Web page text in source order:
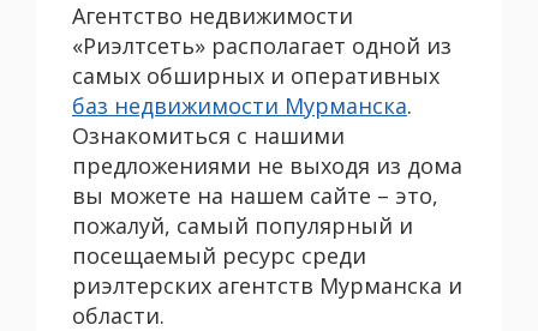
Агентство недвижимости
«Риэлтсеть» располагает одной из
самых обширных и оперативных
баз недвижимости Мурманска.
Ознакомиться с нашими
предложениями не выходя из дома
вы можете на нашем сайте – это,
пожалуй, самый популярный и
посещаемый ресурс среди
риэлтерских агентств Мурманска и
области.